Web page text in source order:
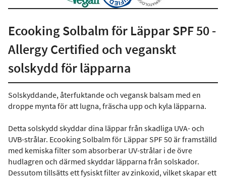
Ecooking Solbalm för Läppar SPF 50 -
Allergy Certified och veganskt
solskydd för läpparna
Solskyddande, återfuktande och vegansk balsam med en
droppe mynta för att lugna, fräscha upp och kyla läpparna.
Detta solskydd skyddar dina läppar från skadliga UVA- och
UVB-strålar. Ecooking Solbalm för Läppar SPF 50 är framställd
med kemiska filter som absorberar UV-strålar i de övre
hudlagren och därmed skyddar läpparna från solskador.
Dessutom tillsätts ett fysiskt filter av zinkoxid, vilket skapar ett